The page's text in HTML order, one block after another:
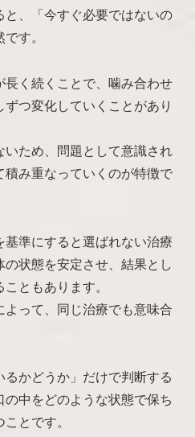
と、「今すぐ必要ではないの
す。
く続くことで、噛み合わせ
つ変化していくことがあり
いため、問題として意識され
積み重なっていくのが特徴で
準にすると選ばれない治療
状態を安定させ、結果とし
ともあります。
よって、同じ治療でも意味合
かどうか」だけで判断する
中をどのような状態で保ち
とです。